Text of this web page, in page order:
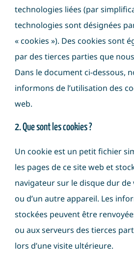
technologies liées (par
technologies sont désignées
« cookies »). Des cookies sont
par des tierces parties que
Dans le document ci-dessous,
informons de l’utilisation des
web.
2. Que sont les cookies ?
Un cookie est un petit fichier
les pages de ce site web et
navigateur sur le disque dur
ou d’un autre appareil. Les
stockées peuvent être
ou aux serveurs des tierces
lors d’une visite ultérieure.